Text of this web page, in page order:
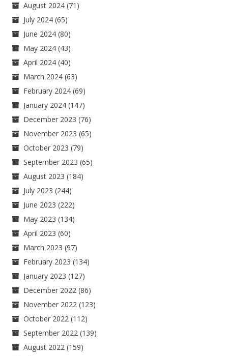
August 2024 (71)
July 2024 (65)
June 2024 (80)
May 2024 (43)
April 2024 (40)
March 2024 (63)
February 2024 (69)
January 2024 (147)
December 2023 (76)
November 2023 (65)
October 2023 (79)
September 2023 (65)
August 2023 (184)
July 2023 (244)
June 2023 (222)
May 2023 (134)
April 2023 (60)
March 2023 (97)
February 2023 (134)
January 2023 (127)
December 2022 (86)
November 2022 (123)
October 2022 (112)
September 2022 (139)
August 2022 (159)